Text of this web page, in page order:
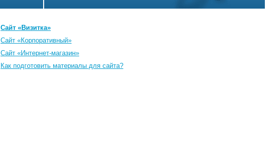
Сайт «Визитка»
Сайт «Корпоративный»
Сайт «Интернет-магазин»
Как подготовить материалы для сайта?